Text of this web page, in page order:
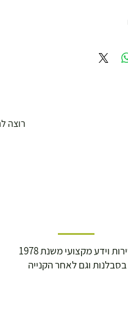
כושר / מתקני חצר ושולחנות משחק
רוצה
וידע מקצועי משנת 1978
בסבלנות וגם לאחר הקנייה